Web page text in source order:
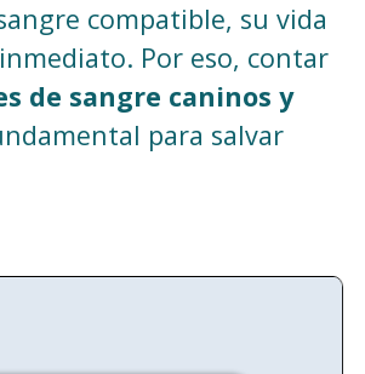
compatible, su vida
Por eso, contar
de sangre caninos y
para salvar